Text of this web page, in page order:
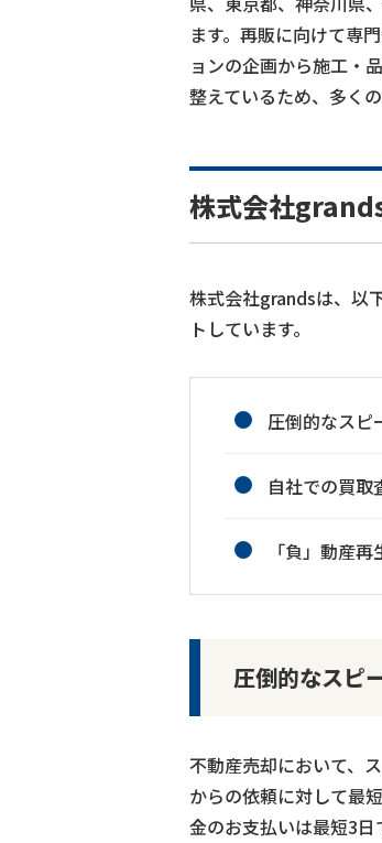
ます。再販に向けて専
ョンの企画から施工・
整えているため、多く
株式会社
株式会社grandsは、以
トしています。
圧倒的なスピ
自社での買取
「負」動産
圧倒的なスピ
不動産売却において、
からの依頼に対して最
金のお支払いは最短3日